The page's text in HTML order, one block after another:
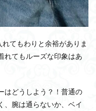
てもわりと余裕がありま
れてもルーズな印象はあ
はどうしよう？！普通の
、腕は通らないか、ベイ